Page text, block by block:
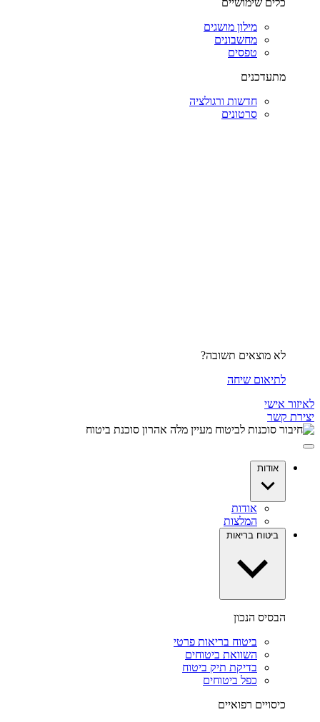
כלים שימושיים
מילון מושגים
מחשבונים
טפסים
מתעדכנים
חדשות ורגולציה
סרטונים
לא מוצאים תשובה?
לתיאום שיחה
לאיזור אישי
יצירת קשר
אודות
אודות
המלצות
ביטוח בריאות
הבסיס הנכון
ביטוח בריאות פרטי
השוואת ביטוחים
בדיקת תיק ביטוח
כפל ביטוחים
כיסויים רפואיים